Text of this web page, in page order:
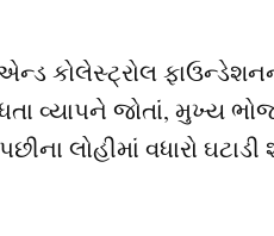
કોલેસ્ટ્રોલ
વ્યાપને જોતાં, મુખ્ય
લોહીમાં વધારો